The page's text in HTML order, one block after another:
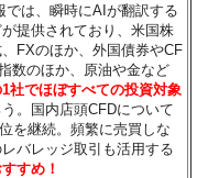
では、瞬時にAIが翻訳する
提供されており、米国株
FXのほか、外国債券やCF
数のほか、原油や金など
1社でほぼすべての投資対象
。国内店頭CFDについて
を継続。頻繁に売買しな
バレッジ取引も活用する
すめ！